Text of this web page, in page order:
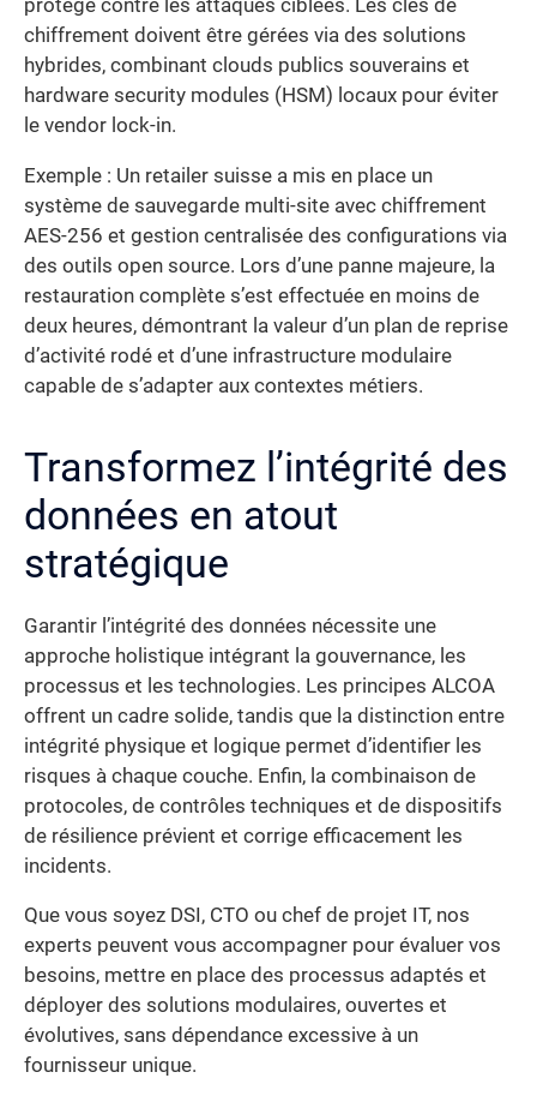
protège contre les attaques ciblées. Les clés de
chiffrement doivent être gérées via des solutions
hybrides, combinant clouds publics souverains et
hardware security modules (HSM) locaux pour éviter
le vendor lock-in.
Exemple : Un retailer suisse a mis en place un
système de sauvegarde multi-site avec chiffrement
AES-256 et gestion centralisée des configurations via
des outils open source. Lors d’une panne majeure, la
restauration complète s’est effectuée en moins de
deux heures, démontrant la valeur d’un plan de reprise
d’activité rodé et d’une infrastructure modulaire
capable de s’adapter aux contextes métiers.
Transformez l’intégrité des
données en atout
stratégique
Garantir l’intégrité des données nécessite une
approche holistique intégrant la gouvernance, les
processus et les technologies. Les principes ALCOA
offrent un cadre solide, tandis que la distinction entre
intégrité physique et logique permet d’identifier les
risques à chaque couche. Enfin, la combinaison de
protocoles, de contrôles techniques et de dispositifs
de résilience prévient et corrige efficacement les
incidents.
Que vous soyez DSI, CTO ou chef de projet IT, nos
experts peuvent vous accompagner pour évaluer vos
besoins, mettre en place des processus adaptés et
déployer des solutions modulaires, ouvertes et
évolutives, sans dépendance excessive à un
fournisseur unique.